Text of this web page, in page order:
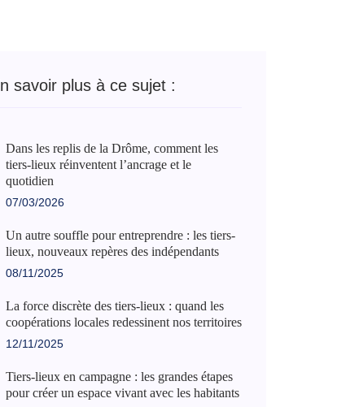
savoir plus à ce sujet :
Dans les replis de la Drôme, comment les
tiers-lieux réinventent l’ancrage et le
quotidien
07/03/2026
Un autre souffle pour entreprendre : les tiers-
lieux, nouveaux repères des indépendants
08/11/2025
La force discrète des tiers-lieux : quand les
coopérations locales redessinent nos territoires
12/11/2025
Tiers-lieux en campagne : les grandes étapes
pour créer un espace vivant avec les habitants